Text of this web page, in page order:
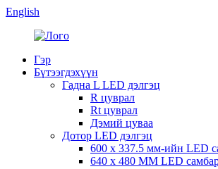
English
Гэр
Бүтээгдэхүүн
Гадна L LED дэлгэц
R цуврал
Rt цуврал
Дэмий цуваа
Дотор LED дэлгэц
600 x 337.5 мм-ийн LED
640 x 480 MM LED